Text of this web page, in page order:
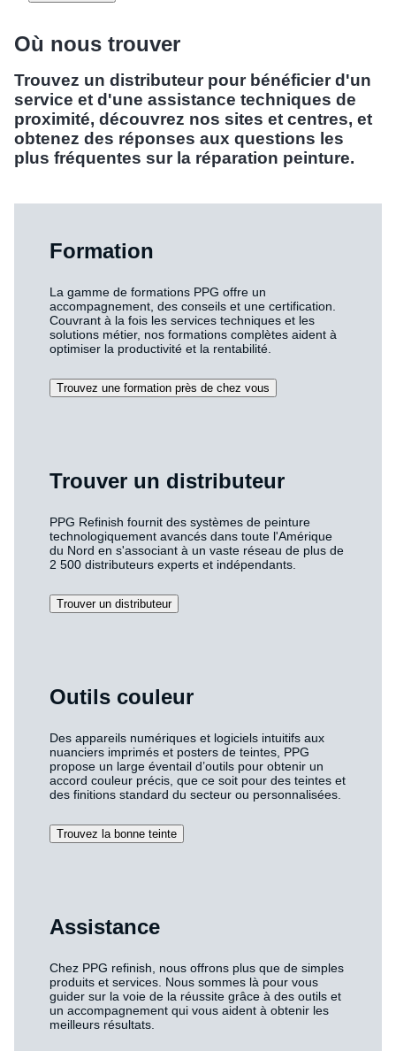
Où nous trouver
Trouvez un distributeur pour bénéficier d'un
service et d'une assistance techniques de
proximité, découvrez nos sites et centres, et
obtenez des réponses aux questions les
plus fréquentes sur la réparation peinture.
Formation
La gamme de formations PPG offre un
accompagnement, des conseils et une certification.
Couvrant à la fois les services techniques et les
solutions métier, nos formations complètes aident à
optimiser la productivité et la rentabilité.
Trouvez une formation près de chez vous
Trouver un distributeur
PPG Refinish fournit des systèmes de peinture
technologiquement avancés dans toute l'Amérique
du Nord en s'associant à un vaste réseau de plus de
2 500 distributeurs experts et indépendants.
Trouver un distributeur
Outils couleur
Des appareils numériques et logiciels intuitifs aux
nuanciers imprimés et posters de teintes, PPG
propose un large éventail d’outils pour obtenir un
accord couleur précis, que ce soit pour des teintes et
des finitions standard du secteur ou personnalisées.
Trouvez la bonne teinte
Assistance
Chez PPG refinish, nous offrons plus que de simples
produits et services. Nous sommes là pour vous
guider sur la voie de la réussite grâce à des outils et
un accompagnement qui vous aident à obtenir les
meilleurs résultats.